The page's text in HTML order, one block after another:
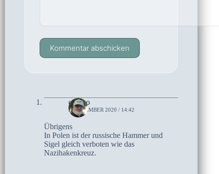
Kommentar abschicken
czoczo
5. DEZEMBER 2020 / 14:42
Übrigens
In Polen ist der russische Hammer und
Sigel gleich verboten wie das
Nazihakenkreuz.